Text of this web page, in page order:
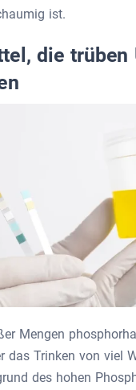
ist.
die trüben
Mengen
das Trinken von viel
des hohen